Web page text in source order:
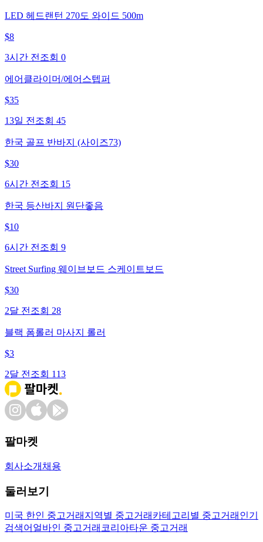
LED 헤드랜턴 270도 와이드 500m
$8
3시간 전 조회 0
에어클라이머/에어스텝퍼
$35
13일 전 조회 45
한국 골프 반바지 (사이즈73)
$30
6시간 전 조회 15
한국 등산바지 원단좋음
$10
6시간 전 조회 9
Street Surfing 웨이브보드 스케이트보드
$30
2달 전 조회 28
블랙 폼롤러 마사지 롤러
$3
2달 전 조회 113
팔마켓
회사소개 채용
둘러보기
미국 한인 중고거래 지역별 중고거래 카테고리별 중고거래 인기
검색어 얼바인 중고거래 코리아타운 중고거래